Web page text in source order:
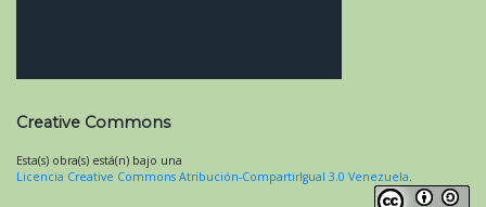
Creative Commons
Esta(s) obra(s) está(n) bajo una
Licencia Creative Commons Atribución-CompartirIgual 3.0 Venezuela.